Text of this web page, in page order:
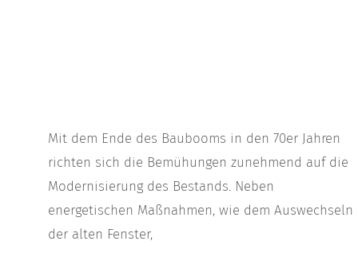
Mit dem Ende des Baubooms in den 70er Jahren
richten sich die Bemühungen zunehmend auf die
Modernisierung des Bestands. Neben
energetischen Maßnahmen, wie dem Auswechseln
der alten Fenster,